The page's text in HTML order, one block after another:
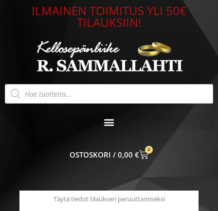
ILMAINEN TOIMITUS YLI 50€
TILAUKSIIN!
Products
search
0,00 €
0
CART
Täytä tiedot tilauksen peruuttamiseksi